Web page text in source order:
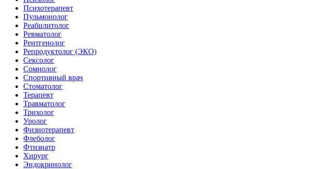
Психотерапевт
Пульмонолог
Реабилитолог
Ревматолог
Рентгенолог
Репродуктолог (ЭКО)
Сексолог
Сомнолог
Спортивный врач
Стоматолог
Терапевт
Травматолог
Трихолог
Уролог
Физиотерапевт
Флеболог
Фтизиатр
Хирург
Эндокринолог